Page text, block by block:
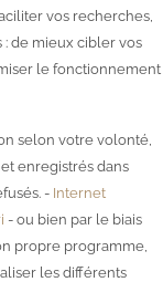
vos recherches,
: de mieux cibler vos
le fonctionnement
selon votre volonté,
enregistrés dans
- Internet
- ou bien par le biais
propre programme,
les différents